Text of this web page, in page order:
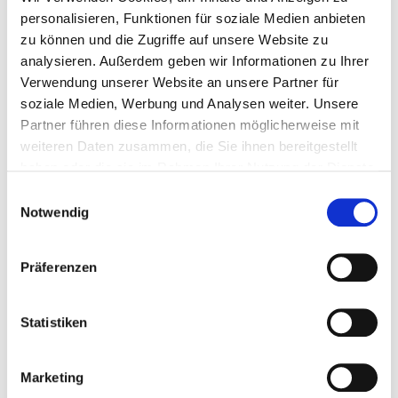
personalisieren, Funktionen für soziale Medien anbieten
zu können und die Zugriffe auf unsere Website zu
analysieren. Außerdem geben wir Informationen zu Ihrer
Verwendung unserer Website an unsere Partner für
soziale Medien, Werbung und Analysen weiter. Unsere
Partner führen diese Informationen möglicherweise mit
weiteren Daten zusammen, die Sie ihnen bereitgestellt
Notwendig
Präferenzen
Statistiken
Marketing
@psychologin_nesibe